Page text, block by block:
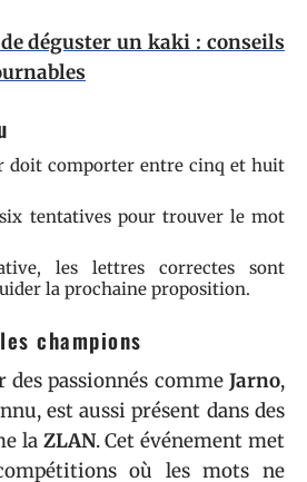
déguster un kaki : conseils
doit comporter entre cinq et huit
tentatives pour trouver le mot
les lettres correctes sont
la prochaine proposition.
champions
des passionnés comme Jarno,
est aussi présent dans des
la ZLAN. Cet événement met
où les mots ne